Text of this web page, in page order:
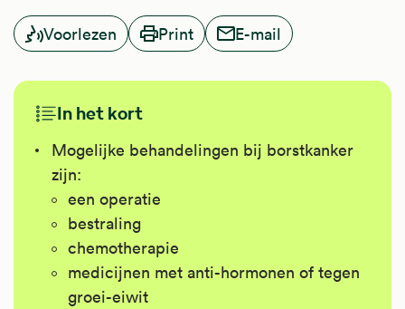
Voorlezen Print E-mail
In het kort
Mogelijke behandelingen bij borstkanker
zijn:
een operatie
bestraling
chemotherapie
medicijnen met anti-hormonen of tegen
groei-eiwit